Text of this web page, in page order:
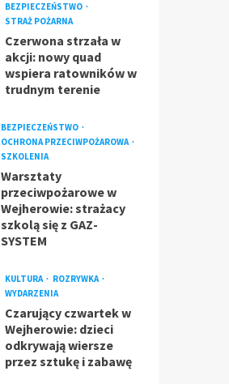
BEZPIECZEŃSTWO
STRAŻ POŻARNA
Czerwona strzała w
akcji: nowy quad
wspiera ratowników w
trudnym terenie
BEZPIECZEŃSTWO
OCHRONA PRZECIWPOŻAROWA
SZKOLENIA
Warsztaty
przeciwpożarowe w
Wejherowie: strażacy
szkolą się z GAZ-
SYSTEM
KULTURA
ROZRYWKA
WYDARZENIA
Czarujący czwartek w
Wejherowie: dzieci
odkrywają wiersze
przez sztukę i zabawę